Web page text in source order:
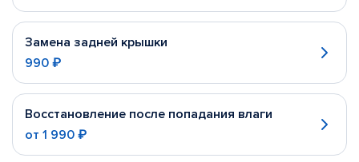
Замена задней крышки
990 ₽
Восстановление после попадания влаги
от 1 990 ₽